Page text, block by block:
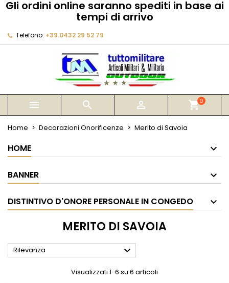
Gli ordini online saranno spediti in base ai
tempi di arrivo
Telefono: +39.0432 29 52 79
   shopping_cart0
Home Decorazioni Onorificenze Merito di Savoia
HOME
BANNER
DISTINTIVO D'ONORE PERSONALE IN CONGEDO
MERITO DI SAVOIA
Rilevanza 
Visualizzati 1-6 su 6 articoli
My wishlists
add_circle_outline Create new list
((modalTitle))
((confirmMessage))
((cancelText)) ((modalDeleteText))
Crea lista dei desideri
Annulla Crea lista dei desideri
Devi avere effettuato l'accesso per salvare dei
prodotti nella tua lista dei desideri.
Annulla